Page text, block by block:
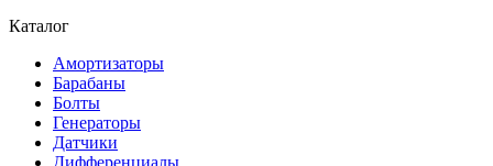
Каталог
Амортизаторы
Барабаны
Болты
Генераторы
Датчики
Дифференциалы